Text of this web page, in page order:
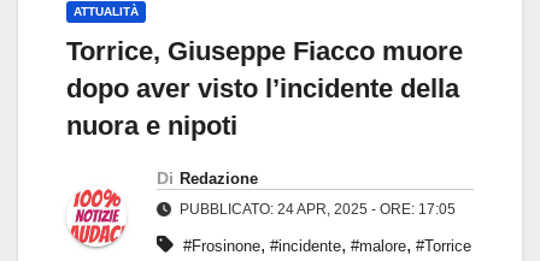
ATTUALITÀ
Torrice, Giuseppe Fiacco muore
dopo aver visto l’incidente della
nuora e nipoti
Di Redazione
PUBBLICATO: 24 APR, 2025 - ORE: 17:05
#Frosinone, #incidente, #malore, #Torrice